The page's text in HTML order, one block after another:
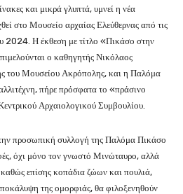
και μικρά γλυπτά, υμνεί η νέα
στο Μουσείο αρχαίας Ελεύθερνας από τις
2024. Η έκθεση με τίτλο «Πικάσο στην
ο καθηγητής Νικόλαος
του Μουσείου Ακρόπολης, και η Παλόμα
πήρε πρόσφατα το «πράσινο
Αρχαιολογικού Συμβουλίου.
προσωπική συλλογή της Παλόμα Πικάσο
όχι μόνο τον γνωστό Μινώταυρο, αλλά
επίσης κοπάδια ζώων και πουλιά,
της ομορφιάς, θα φιλοξενηθούν